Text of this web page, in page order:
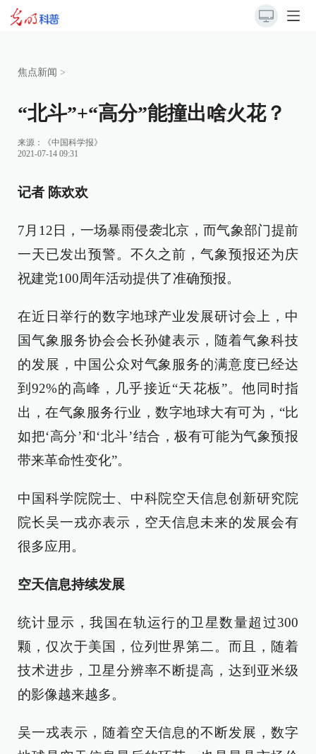
焦点新闻 >
“北斗”+“高分”能撞出啥火花？
来源：
《中国科学报》
2021-07-14 09:31
记者 陈欢欢
7月12日，一场暴雨侵袭北京，而气象部门提前
一天已发出预警。不久之前，气象预报还为庆
祝建党100周年活动提供了准确预报。
在近日举行的数字地球产业发展研讨会上，中
国气象服务协会会长孙健表示，随着气象科技
的发展，中国公众对气象服务的满意度已经达
到92%的高峰，几乎接近“天花板”。他同时指
出，在气象服务行业，数字地球大有可为，“比
如把‘高分’和‘北斗’结合，极有可能为气象预报
带来革命性变化”。
中国科学院院士、中科院空天信息创新研究院
院长吴一戎亦表示，空天信息未来的发展会有
很多应用。
空天信息持续发展
统计显示，我国在轨运行的卫星数量超过300
颗，仅次于美国，位列世界第二。而且，随着
技术进步，卫星分辨率不断提高，达到亚米级
的影像越来越多。
吴一戎表示，随着空天信息的不断发展，数字